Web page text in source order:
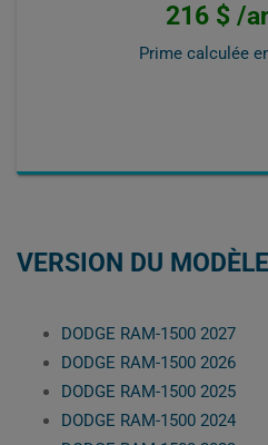
216 $ /
Prime calculée
VERSION DU
DODGE RAM-1500 2027
DODGE RAM-1500 2026
DODGE RAM-1500 2025
DODGE RAM-1500 2024